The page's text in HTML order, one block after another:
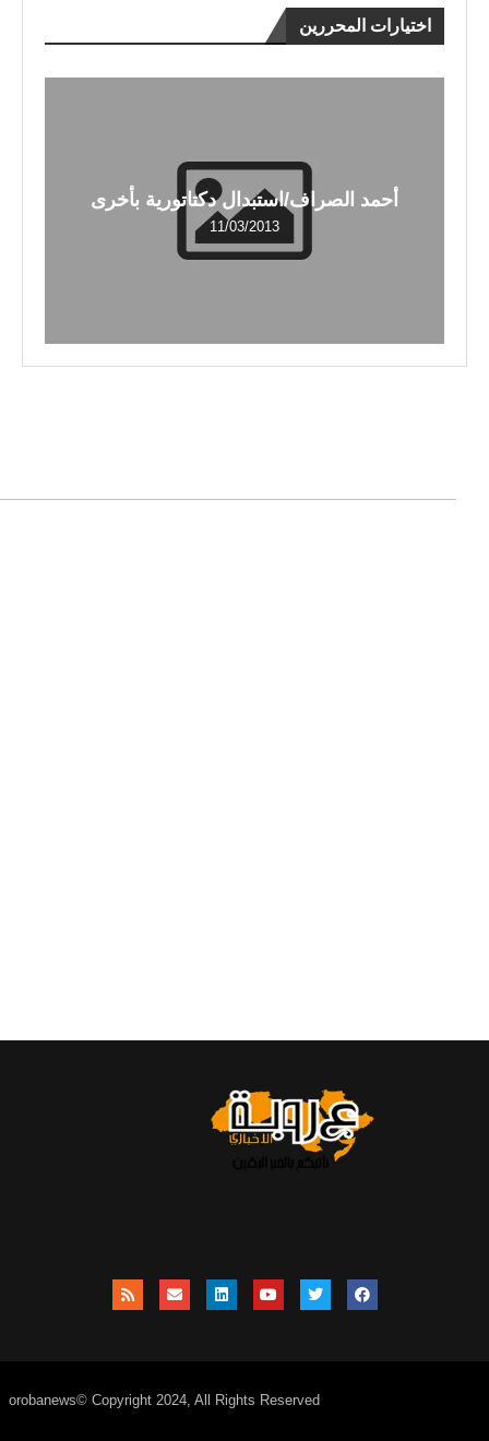
اختيارات المحررين
أحمد الصراف/استبدال دكتاتورية بأخرى
11/03/2013
orobanews© Copyright 2024, All Rights Reserved